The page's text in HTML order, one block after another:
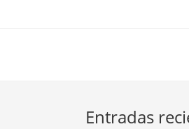
Entradas